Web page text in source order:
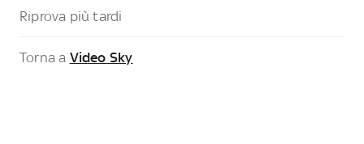
Riprova più tardi
Torna a Video Sky